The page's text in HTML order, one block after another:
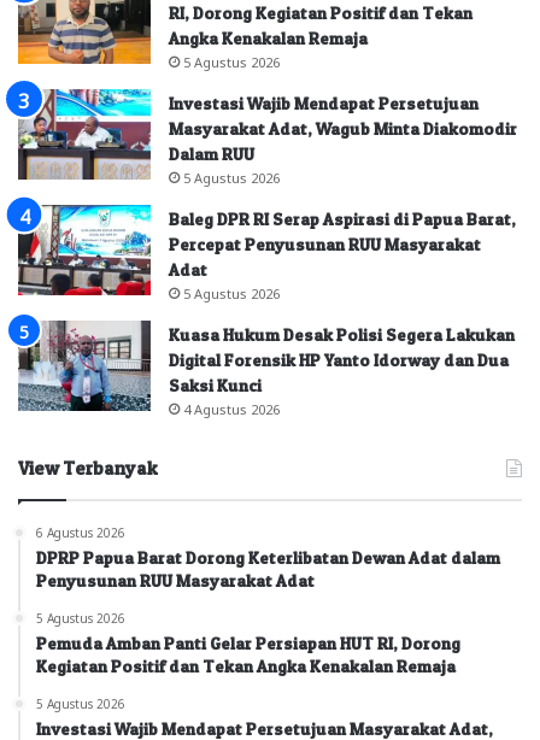
RI, Dorong Kegiatan Positif dan Tekan
Angka Kenakalan Remaja
5 Agustus 2026
Investasi Wajib Mendapat Persetujuan
Masyarakat Adat, Wagub Minta Diakomodir
Dalam RUU
5 Agustus 2026
Baleg DPR RI Serap Aspirasi di Papua Barat,
Percepat Penyusunan RUU Masyarakat
Adat
5 Agustus 2026
Kuasa Hukum Desak Polisi Segera Lakukan
Digital Forensik HP Yanto Idorway dan Dua
Saksi Kunci
4 Agustus 2026
View Terbanyak
6 Agustus 2026
DPRP Papua Barat Dorong Keterlibatan Dewan Adat dalam
Penyusunan RUU Masyarakat Adat
5 Agustus 2026
Pemuda Amban Panti Gelar Persiapan HUT RI, Dorong
Kegiatan Positif dan Tekan Angka Kenakalan Remaja
5 Agustus 2026
Investasi Wajib Mendapat Persetujuan Masyarakat Adat,